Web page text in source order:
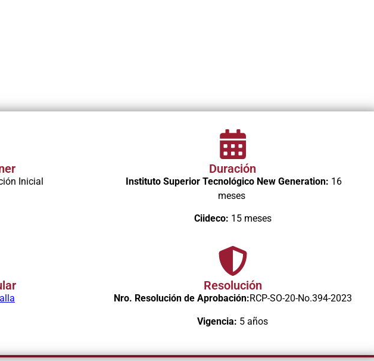
Inicial
Duración
Instituto Superior Tecnológico New Generation: 16
meses
Ciideco: 15 meses
Resolución
Nro. Resolución de Aprobación:RCP-SO-20-No.394-2023
Vigencia: 5 años